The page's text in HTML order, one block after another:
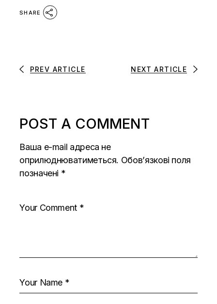
SHARE
PREV ARTICLE NEXT ARTICLE
POST A COMMENT
Ваша e-mail адреса не
оприлюднюватиметься. Обов’язкові поля
позначені *